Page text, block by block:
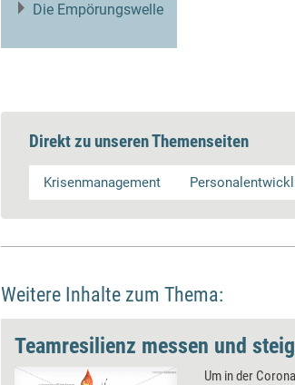
Die Empörungswelle
Direkt zu unseren Themenseiten
Krisenmanagement
Weitere Inhalte zum Thema:
Teamresilienz messen und
Um in der